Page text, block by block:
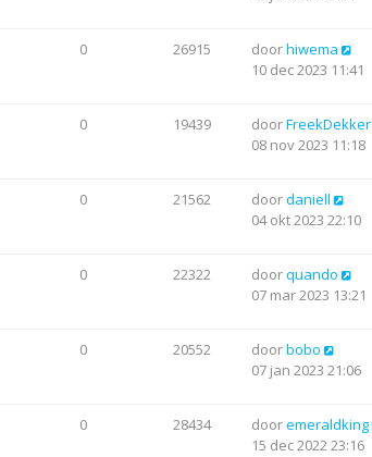
0 26915 doorhiwema
10 dec 2023 11:41
0 19439 doorFreekDekker
08 nov 2023 11:18
0 21562 doordaniell
04 okt 2023 22:10
0 22322 doorquando
07 mar 2023 13:21
0 20552 doorbobo
07 jan 2023 21:06
0 28434 dooremeraldking
15 dec 2022 23:16